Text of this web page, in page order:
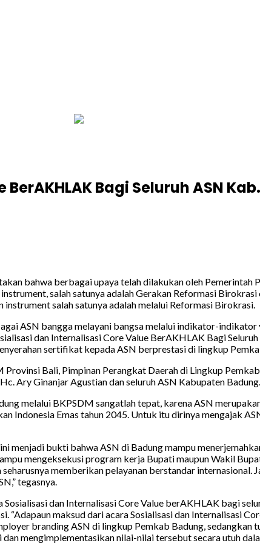
Bagi Seluruh ASN
bahwa berbagai upaya telah dilakukan oleh
salah satunya adalah Gerakan Reformasi
salah satunya adalah melalui Reformasi Birokrasi.
ASN bangga melayani bangsa melalui indikator-
dan Internalisasi Core Value BerAKHLAK Bagi
sertifikat kepada ASN berprestasi di lingkup
Bali, Pimpinan Perangkat Daerah di Lingkup
Ary Ginanjar Agustian dan seluruh ASN Kabupaten Badung.
melalui BKPSDM sangatlah tepat, karena ASN
Indonesia Emas tahun 2045. Untuk itu dirinya mengajak
menjadi bukti bahwa ASN di Badung mampu
mengeksekusi program kerja Bupati maupun Wakil
memberikan pelayanan berstandar internasional.
tegasnya.
dan Internalisasi Core Value berAKHLAK bagi
maksud dari acara Sosialisasi dan Internalisasi
branding ASN di lingkup Pemkab Badung, sedangkan
mengimplementasikan nilai-nilai tersebut secara utuh